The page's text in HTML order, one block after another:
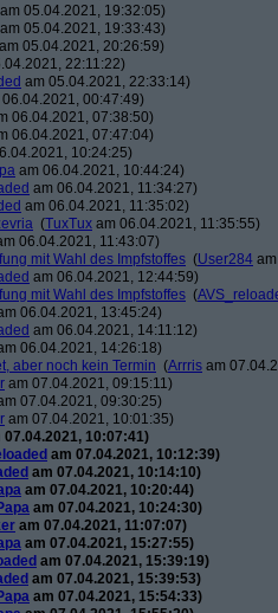
am 05.04.2021, 19:32:05)
am 05.04.2021, 19:33:43)
am 05.04.2021, 20:26:59)
22:11:22)
am 05.04.2021, 22:33:14)
00:47:49)
06.04.2021, 07:38:50)
06.04.2021, 07:47:04)
10:24:25)
am 06.04.2021, 10:44:24)
am 06.04.2021, 11:34:27)
am 06.04.2021, 11:35:02)
(TuxTux am 06.04.2021, 11:35:55)
06.04.2021, 11:43:07)
mit Wahl des Impfstoffes (User284
am 06.04.2021, 12:44:59)
mit Wahl des Impfstoffes (
06.04.2021, 13:45:24)
am 06.04.2021, 14:11:12)
06.04.2021, 14:26:18)
aber noch kein Termin (Arrris am
am 07.04.2021, 09:15:11)
07.04.2021, 09:30:25)
am 07.04.2021, 10:01:35)
07.04.2021, 10:07:41)
am 07.04.2021, 10:12:39)
am 07.04.2021, 10:14:10)
am 07.04.2021, 10:20:44)
am 07.04.2021, 10:24:30)
am 07.04.2021, 11:07:07)
am 07.04.2021, 15:27:55)
am 07.04.2021, 15:39:19)
am 07.04.2021, 15:39:53)
am 07.04.2021, 15:54:33)